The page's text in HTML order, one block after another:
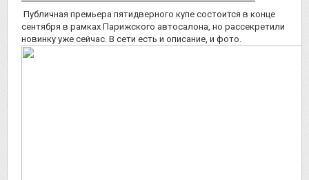
Публичная премьера пятидверного купе состоится в конце
сентября в рамках Парижского автосалона, но рассекретили
новинку уже сейчас. В сети есть и описание, и фото.